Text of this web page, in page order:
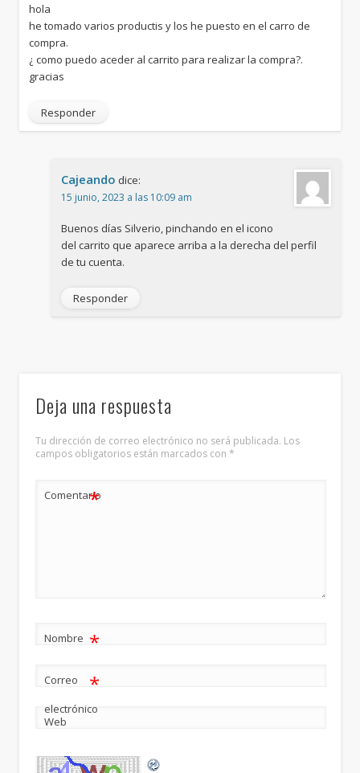
hola
he tomado varios productis y los he puesto en el carro de
compra.
¿ como puedo aceder al carrito para realizar la compra?.
gracias
Responder
Cajeando dice:
15 junio, 2023 a las 10:09 am
Buenos días Silverio, pinchando en el icono
del carrito que aparece arriba a la derecha del perfil
de tu cuenta.
Responder
Deja una respuesta
Tu dirección de correo electrónico no será publicada. Los
campos obligatorios están marcados con*
Comentario
*
Nombre *
Correo
electrónico
*
Web